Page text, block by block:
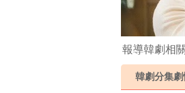
報導韓劇相
韓劇分集劇